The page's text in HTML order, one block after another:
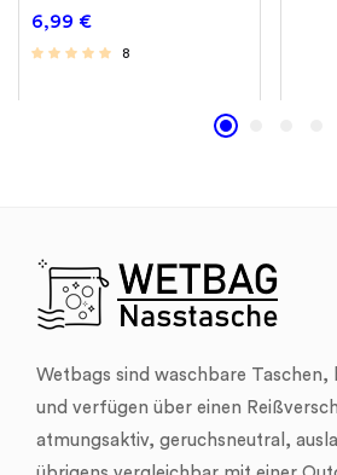
6,99 €
8
Wetbags sind waschbare Taschen,
und verfügen über einen
atmungsaktiv, geruchsneutral,